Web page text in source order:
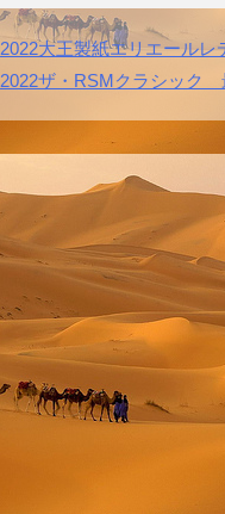
2022大王製紙エリエール
2022ザ・RSMクラシック